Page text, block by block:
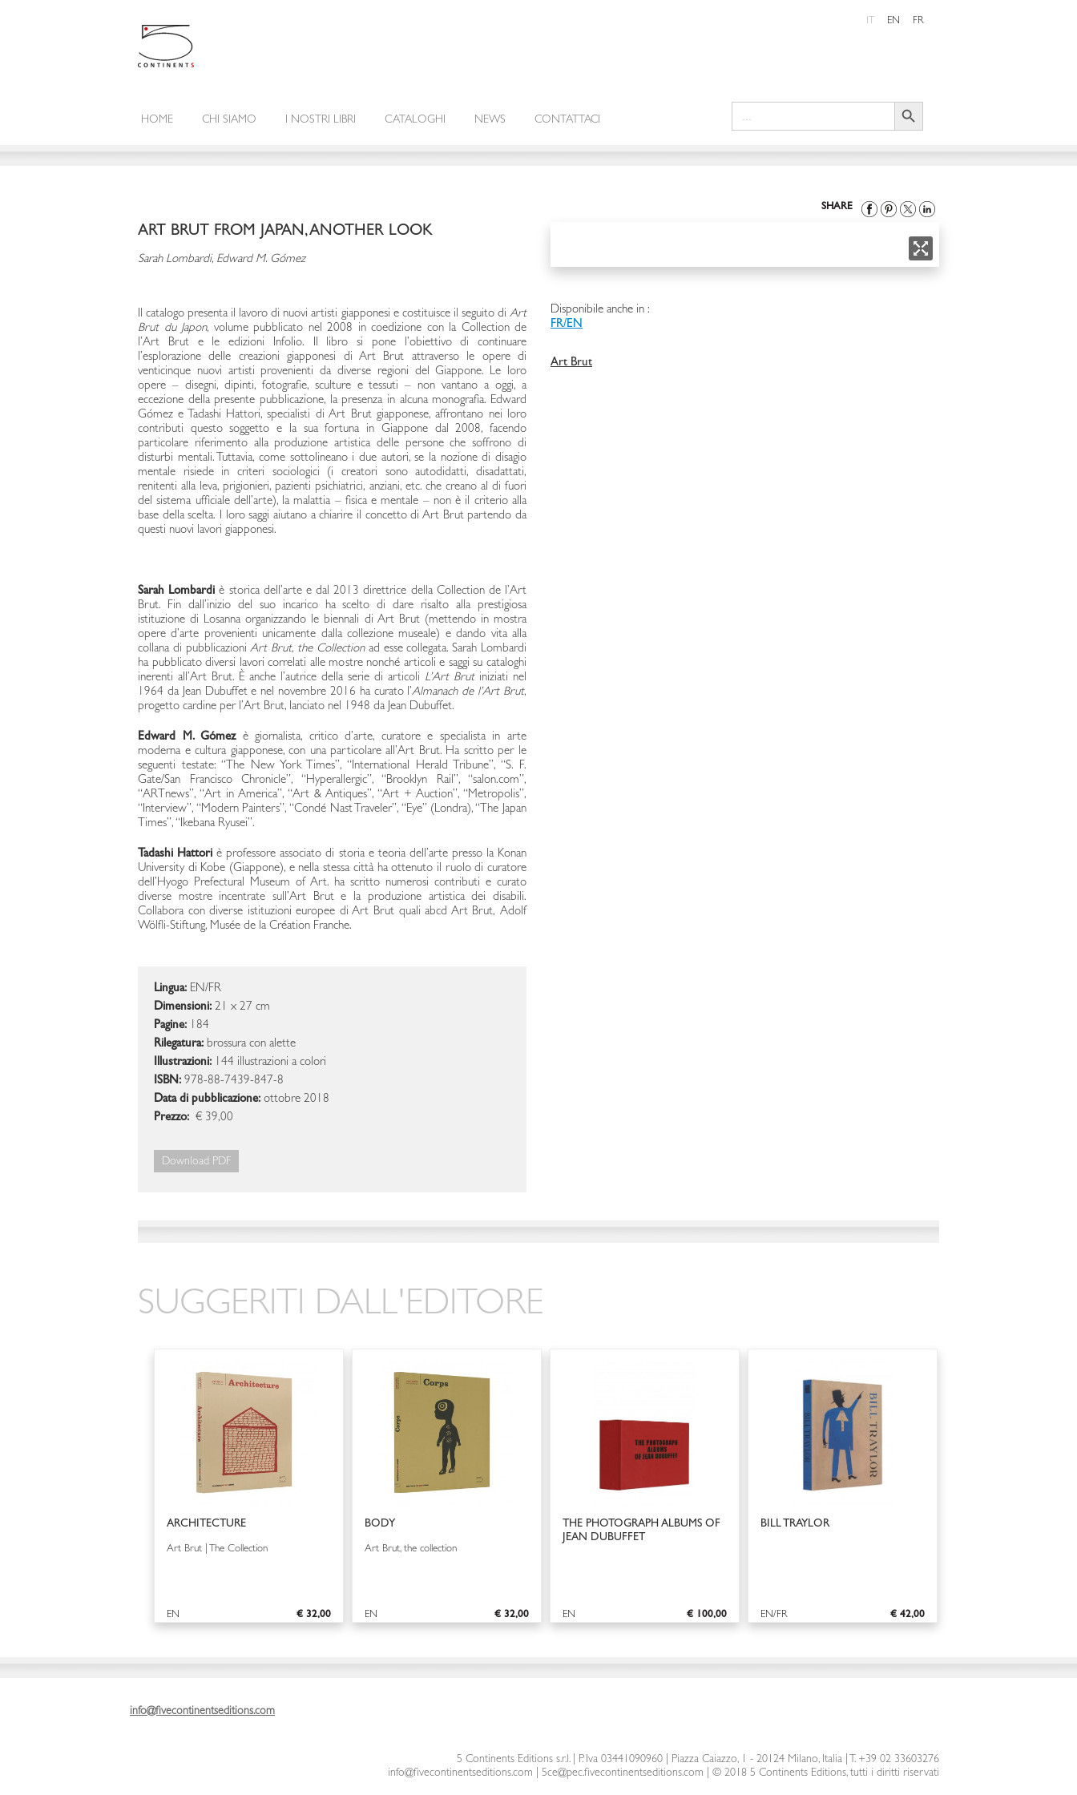
IT EN FR
HOME CHI SIAMO I NOSTRI LIBRI CATALOGHI NEWS CONTATTACI
Search Button
SHARE
ART BRUT FROM JAPAN, ANOTHER LOOK
Sarah Lombardi, Edward M. Gómez
Il catalogo presenta il lavoro di nuovi artisti giapponesi e costituisce il seguito di Art
Brut du Japon, volume pubblicato nel 2008 in coedizione con la Collection de
l’Art Brut e le edizioni Infolio. Il libro si pone l’obiettivo di continuare
l’esplorazione delle creazioni giapponesi di Art Brut attraverso le opere di
venticinque nuovi artisti provenienti da diverse regioni del Giappone. Le loro
opere – disegni, dipinti, fotografie, sculture e tessuti – non vantano a oggi, a
eccezione della presente pubblicazione, la presenza in alcuna monografia. Edward
Gómez e Tadashi Hattori, specialisti di Art Brut giapponese, affrontano nei loro
contributi questo soggetto e la sua fortuna in Giappone dal 2008, facendo
particolare riferimento alla produzione artistica delle persone che soffrono di
disturbi mentali. Tuttavia, come sottolineano i due autori, se la nozione di disagio
mentale risiede in criteri sociologici (i creatori sono autodidatti, disadattati,
renitenti alla leva, prigionieri, pazienti psichiatrici, anziani, etc. che creano al di fuori
del sistema ufficiale dell’arte), la malattia – fisica e mentale – non è il criterio alla
base della scelta. I loro saggi aiutano a chiarire il concetto di Art Brut partendo da
questi nuovi lavori giapponesi.
Sarah Lombardiè storica dell’arte e dal 2013 direttrice della Collection de l’Art
Brut. Fin dall’inizio del suo incarico ha scelto di dare risalto alla prestigiosa
istituzione di Losanna organizzando le biennali di Art Brut (mettendo in mostra
opere d’arte provenienti unicamente dalla collezione museale) e dando vita alla
collana di pubblicazioniArt Brut, the Collection ad esse collegata. Sarah Lombardi
ha pubblicato diversi lavori correlati alle mostre nonché articoli e saggi su cataloghi
inerenti all’Art Brut. È anche l’autrice della serie di articoli L’Art Brut iniziati nel
1964 da Jean Dubuffet e nel novembre 2016 ha curato l’Almanach de l’Art Brut,
progetto cardine per l’Art Brut, lanciato nel 1948 da Jean Dubuffet.
Edward M. Gómez è giornalista, critico d’arte, curatore e specialista in arte
moderna e cultura giapponese, con una particolare all’Art Brut. Ha scritto per le
seguenti testate: “The New York Times”, “International Herald Tribune”, “S. F.
Gate/San Francisco Chronicle”, “Hyperallergic”, “Brooklyn Rail”, “salon.com”,
“ARTnews”, “Art in America”, “Art & Antiques”, “Art + Auction”, “Metropolis”,
“Interview”, “Modern Painters”, “Condé Nast Traveler”, “Eye” (Londra), “The Japan
Times”, “Ikebana Ryusei”.
Tadashi Hattoriè professore associato di storia e teoria dell’arte presso la Konan
University di Kobe (Giappone), e nella stessa città ha ottenuto il ruolo di curatore
dell’Hyogo Prefectural Museum of Art. ha scritto numerosi contributi e curato
diverse mostre incentrate sull’Art Brut e la produzione artistica dei disabili.
Collabora con diverse istituzioni europee di Art Brut quali abcd Art Brut, Adolf
Wölfli-Stiftung, Musée de la Création Franche.
Lingua: EN/FR
Dimensioni: 21 x 27 cm
Pagine: 184
Rilegatura: brossura con alette
Illustrazioni: 144 illustrazioni a colori
ISBN: 978-88-7439-847-8
Data di pubblicazione: ottobre 2018
Prezzo: € 39,00
Download PDF
Disponibile anche in :
FR/EN
Art Brut
SUGGERITI DALL'EDITORE
ARCHITECTURE
Art Brut | The Collection
€ 32,00
EN
BODY
Art Brut, the collection
€ 32,00
EN
THE PHOTOGRAPH ALBUMS OF
JEAN DUBUFFET
€ 100,00
EN
BILL TRAYLOR
€ 42,00
EN/FR
info@fivecontinentseditions.com
5 Continents Editions s.r.l.| P. Iva 03441090960 | Piazza Caiazzo, 1 - 20124 Milano, Italia
T. +39 02 33603276
info@fivecontinentseditions.com
5ce@pec.fivecontinentseditions.com | © 2018 5 Continents Editions, tutti i diritti riservati